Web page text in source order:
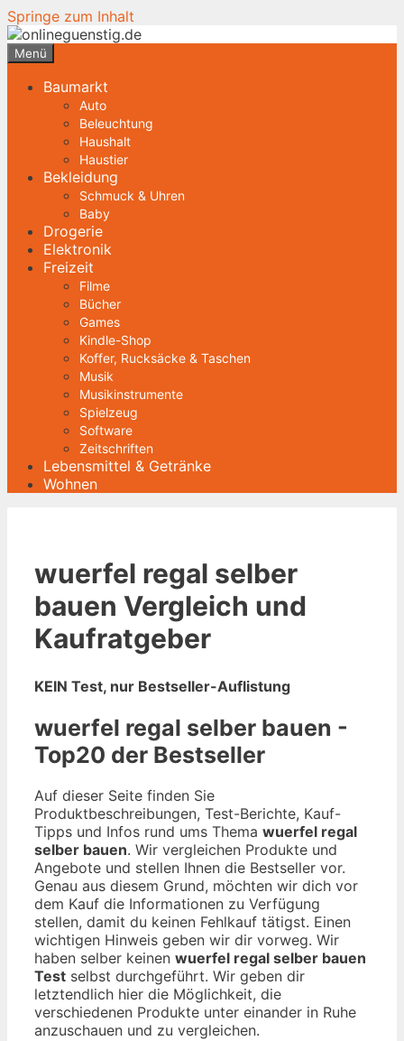
Springe zum Inhalt
Menü
Baumarkt
Auto
Beleuchtung
Haushalt
Haustier
Bekleidung
Schmuck & Uhren
Baby
Drogerie
Elektronik
Freizeit
Filme
Bücher
Games
Kindle-Shop
Koffer, Rucksäcke & Taschen
Musik
Musikinstrumente
Spielzeug
Software
Zeitschriften
Lebensmittel & Getränke
Wohnen
wuerfel regal selber
bauen Vergleich und
Kaufratgeber
KEIN Test, nur Bestseller-Auflistung
wuerfel regal selber bauen -
Top20 der Bestseller
Auf dieser Seite finden Sie
Produktbeschreibungen, Test-Berichte, Kauf-
Tipps und Infos rund ums Thema wuerfel regal
selber bauen. Wir vergleichen Produkte und
Angebote und stellen Ihnen die Bestseller vor.
Genau aus diesem Grund, möchten wir dich vor
dem Kauf die Informationen zu Verfügung
stellen, damit du keinen Fehlkauf tätigst. Einen
wichtigen Hinweis geben wir dir vorweg. Wir
haben selber keinen wuerfel regal selber bauen
Test selbst durchgeführt. Wir geben dir
letztendlich hier die Möglichkeit, die
verschiedenen Produkte unter einander in Ruhe
anzuschauen und zu vergleichen.